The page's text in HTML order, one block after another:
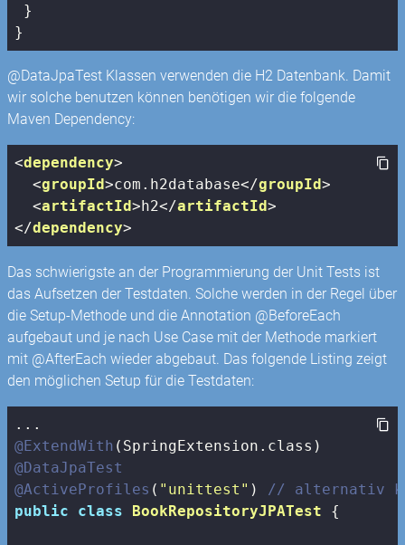
}
}
@DataJpaTest Klassen verwenden die H2 Datenbank. Damit
wir solche benutzen können benötigen wir die folgende
Maven Dependency:
<dependency>
<groupId>com.h2database</groupId>
<artifactId> h2</artifactId>
</dependency>
Das schwierigste an der Programmierung der Unit Tests ist
das Aufsetzen der Testdaten. Solche werden in der Regel über
die Setup-Methode und die Annotation @BeforeEach
aufgebaut und je nach Use Case mit der Methode markiert
mit @AfterEach wieder abgebaut. Das folgende Listing zeigt
den möglichen Setup für die Testdaten:
@ExtendWith
@DataJpaTest
@ActiveProfiles ( "unittest" ) // alternativ
public
class BookRepositoryJPATest {